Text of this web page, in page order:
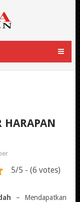
HARAPAN
5/5 - (6 votes)
– Mendapatkan